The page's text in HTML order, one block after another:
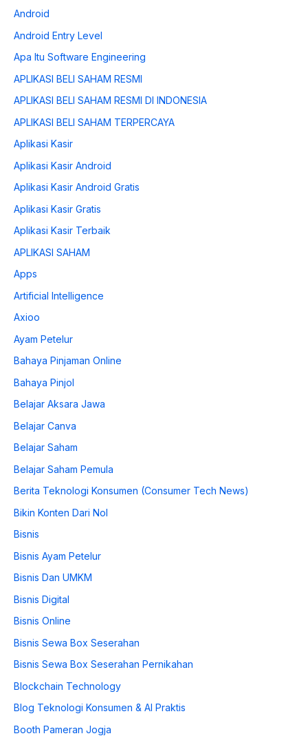
Android
Android Entry Level
Apa Itu Software Engineering
APLIKASI BELI SAHAM RESMI
APLIKASI BELI SAHAM RESMI DI INDONESIA
APLIKASI BELI SAHAM TERPERCAYA
Aplikasi Kasir
Aplikasi Kasir Android
Aplikasi Kasir Android Gratis
Aplikasi Kasir Gratis
Aplikasi Kasir Terbaik
APLIKASI SAHAM
Apps
Artificial Intelligence
Axioo
Ayam Petelur
Bahaya Pinjaman Online
Bahaya Pinjol
Belajar Aksara Jawa
Belajar Canva
Belajar Saham
Belajar Saham Pemula
Berita Teknologi Konsumen (Consumer Tech News)
Bikin Konten Dari Nol
Bisnis
Bisnis Ayam Petelur
Bisnis Dan UMKM
Bisnis Digital
Bisnis Online
Bisnis Sewa Box Seserahan
Bisnis Sewa Box Seserahan Pernikahan
Blockchain Technology
Blog Teknologi Konsumen & AI Praktis
Booth Pameran Jogja